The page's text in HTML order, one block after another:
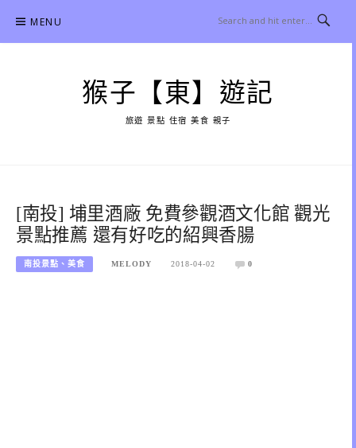
content
MENU
猴子【東】遊記
旅遊 景點 住宿 美食 親子
[南投] 埔里酒廠 免費參觀酒文化館 觀光
景點推薦 還有好吃的紹興香腸
南投景點、美食 MELODY 2018-04-02 0